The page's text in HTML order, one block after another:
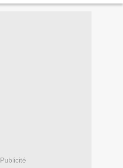
Publicité